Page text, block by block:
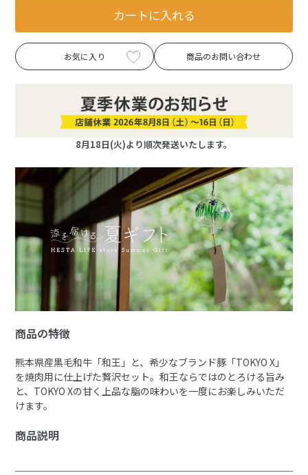
カートに入れる
お気に入り 商品のお問い合わせ
8月18日(火)より順次発送いたします。
商品の特徴
熊本県産黒毛和牛「和王」と、希少なブランド豚「TOKYO X」
を焼肉用に仕上げた贅沢セット。和王ならではのとろける旨み
と、TOKYO Xの甘く上品な脂の味わいを一度にお楽しみいただ
けます。
商品説明